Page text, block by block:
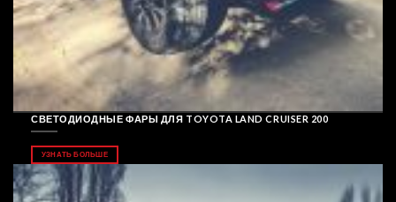
СВЕТОДИОДНЫЕ ФАРЫ ДЛЯ TOYOTA LAND CRUISER 200
УЗНАТЬ БОЛЬШЕ